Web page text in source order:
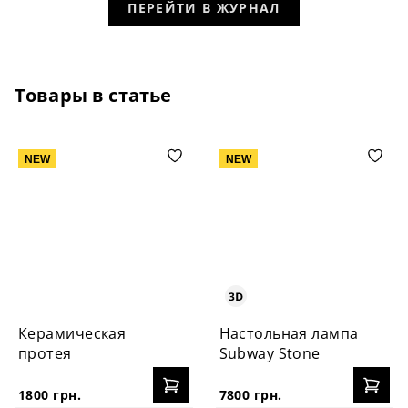
ПЕРЕЙТИ В ЖУРНАЛ
Товары в статье
NEW
Керамическая
протея
1800 грн.
NEW
Настольная лампа
Subway Stone
7800 грн.